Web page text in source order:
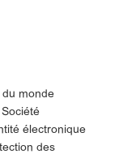
du monde
électronique
des